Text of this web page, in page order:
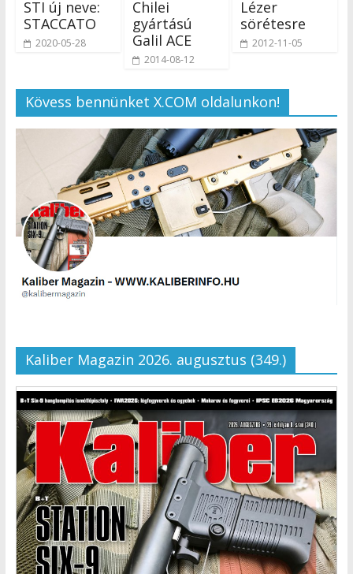
STI új neve:
STACCATO
2020-05-28
Chilei
gyártású
Galil ACE
2014-08-12
Lézer
sörétesre
2012-11-05
Kövess bennünket X.COM oldalunkon!
Kaliber Magazin 2026. augusztus (349.)